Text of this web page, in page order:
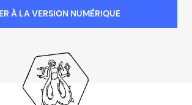
À LA VERSION NUMÉRIQUE